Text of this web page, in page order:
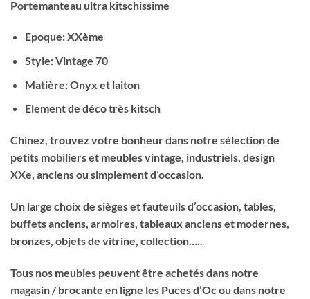
Portemanteau ultra kitschissime
Epoque: XXème
Style: Vintage 70
Matière: Onyx et laiton
Element de déco très kitsch
Chinez, trouvez votre bonheur dans notre sélection de
petits mobiliers et meubles vintage, industriels, design
XXe, anciens ou simplement d’occasion.
Un large choix de sièges et fauteuils d’occasion, tables,
buffets anciens, armoires, tableaux anciens et modernes,
bronzes, objets de vitrine, collection…..
Tous nos meubles peuvent être achetés dans notre
magasin / brocante en ligne les Puces d’Oc ou dans notre